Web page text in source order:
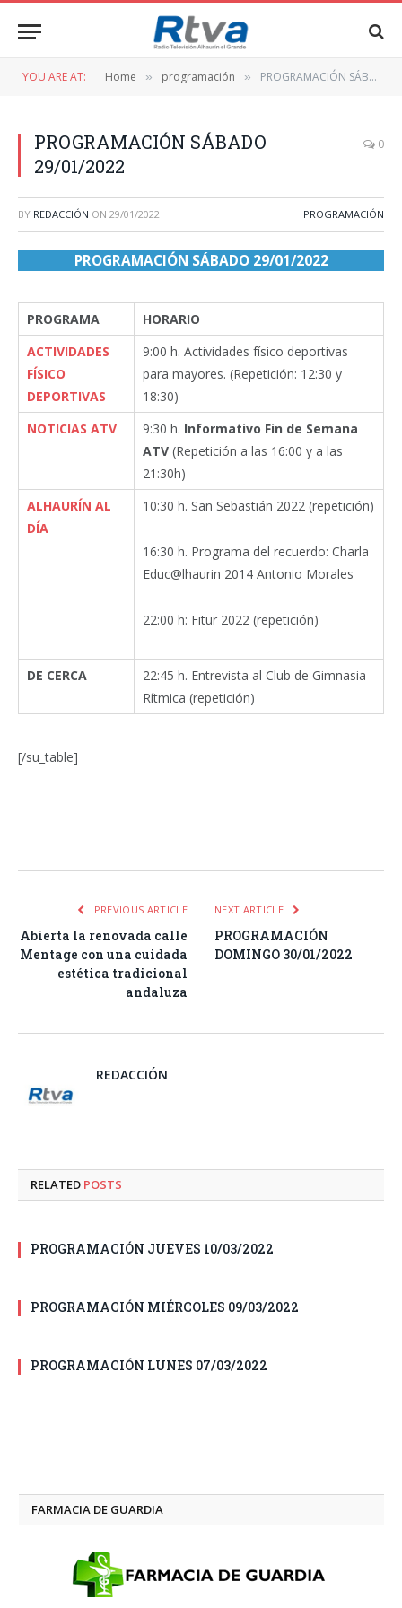
YOU ARE AT: Home » programación » PROGRAMACIÓN SÁBADO 29/01/2022
PROGRAMACIÓN SÁBADO
29/01/2022
0
BY REDACCIÓN ON 29/01/2022 PROGRAMACIÓN
PROGRAMACIÓN SÁBADO 29/01/2022
PROGRAMA
HORARIO
ACTIVIDADES
FÍSICO
DEPORTIVAS
9:00 h. Actividades físico deportivas
para mayores. (Repetición: 12:30 y
18:30)
NOTICIAS ATV
9:30 h. Informativo Fin de Semana
ATV (Repetición a las 16:00 y a las
21:30h)
ALHAURÍN AL
DÍA
10:30 h. San Sebastián 2022 (repetición)
16:30 h. Programa del recuerdo: Charla
Educ@lhaurin 2014 Antonio Morales
22:00 h: Fitur 2022 (repetición)
DE CERCA
22:45 h. Entrevista al Club de Gimnasia
Rítmica (repetición)
[/su_table]
PREVIOUS ARTICLE
Abierta la renovada calle
Mentage con una cuidada
estética tradicional
andaluza
NEXT ARTICLE
PROGRAMACIÓN
DOMINGO 30/01/2022
REDACCIÓN
RELATED POSTS
PROGRAMACIÓN JUEVES 10/03/2022
PROGRAMACIÓN MIÉRCOLES 09/03/2022
PROGRAMACIÓN LUNES 07/03/2022
FARMACIA DE GUARDIA